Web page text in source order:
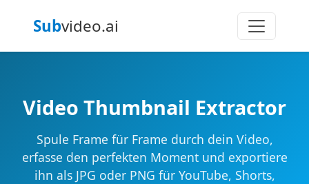
Subvideo.ai
Video Thumbnail Extractor
Spule Frame für Frame durch dein Video,
erfasse den perfekten Moment und exportiere
ihn als JPG oder PNG für YouTube, Shorts,